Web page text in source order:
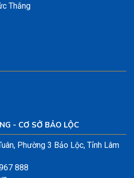
Thắng
- CƠ SỞ BẢO LỘC
Phường 3 Bảo Lộc, Tỉnh Lâm
888